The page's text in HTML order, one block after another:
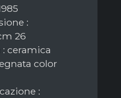
:
26
: ceramica
color
: